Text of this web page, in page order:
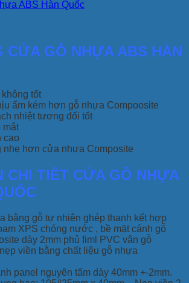
ABS Hàn Quốc
CỬA GỖ NHỰA ABS HÀN
tốt
ẩm kém hơn gỗ nhựa Compoosite
nhiệt tương đối tốt
mắt
cao
nhẹ hơn cửa nhựa Composite
CHI TIẾT CỬA GỖ NHỰA
bằng gỗ tự nhiên ghép thanh kết hợp
XPS chóng nước , bề mặt cánh gỗ
dày 2mm phủ fiml PVC vân gỗ
viền bằng chất liệu gỗ nhựa
panel nguyên tấm dày 40mm +-2mm.